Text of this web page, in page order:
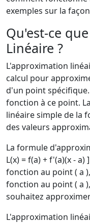
exemples sur la
Qu'est-ce
Linéaire ?
L'approximation
calcul pour
d'un point
fonction à ce point.
linéaire simple de la
des valeurs
La formule
L(x) = f(a) + f'(a)(x -
fonction au point ( a
fonction au point ( a
souhaitez
L'approximation